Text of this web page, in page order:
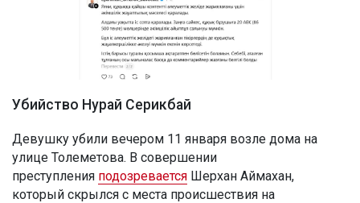
Убийство Нурай Серикбай
Девушку убили вечером 11 января возле дома на
улице Толеметова. В совершении
преступления подозревается Шерхан Аймахан,
который скрылся с места происшествия на